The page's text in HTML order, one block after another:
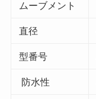
ムーブメント
直径
型番号
防水性